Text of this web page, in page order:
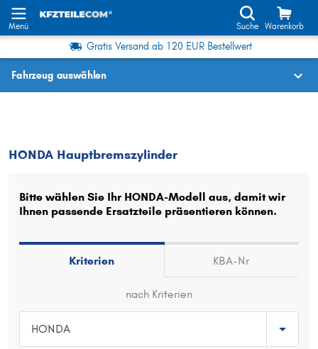
Menü Suche Warenkorb
Gratis Versand ab 120 EUR Bestellwert
Fahrzeug auswählen
Wo finde ich die?
Oder
Hersteller wählen
Typ wählen
HONDA Hauptbremszylinder
Bitte wählen Sie Ihr HONDA-Modell aus, damit wir
Ihnen passende Ersatzteile präsentieren können.
Kriterien KBA-Nr
nach Kriterien
HONDA